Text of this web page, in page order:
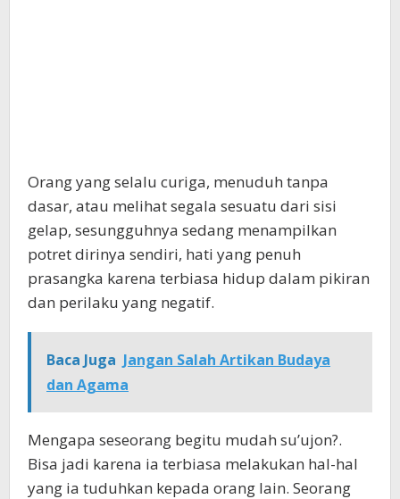
Orang yang selalu curiga, menuduh tanpa
dasar, atau melihat segala sesuatu dari sisi
gelap, sesungguhnya sedang menampilkan
potret dirinya sendiri, hati yang penuh
prasangka karena terbiasa hidup dalam pikiran
dan perilaku yang negatif.
Baca Juga Jangan Salah Artikan Budaya
dan Agama
Mengapa seseorang begitu mudah su’ujon?.
Bisa jadi karena ia terbiasa melakukan hal-hal
yang ia tuduhkan kepada orang lain. Seorang